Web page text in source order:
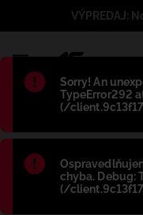
Błąd:
Sorry! An
TypeError292
(/
Błąd:
chyba. Debug:
(/
VÝPREDAJ: